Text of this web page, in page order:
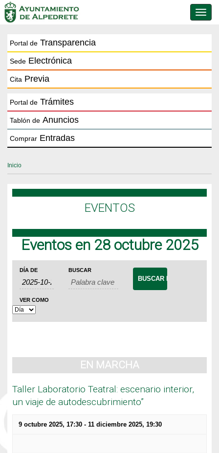
de
Portal de Transparencia
Sede Electrónica
Cita Previa
Portal de Trámites
Tablón de Anuncios
Comprar Entradas
Inicio
EVENTOS
Eventos en 28 octubre 2025
Navegación
de
búsqueda
y
Búsqueda
de
Eventos
DÍA DE BUSCAR
Navegación
de
vistas
de
Evento
VER COMO
EN MARCHA
Taller Laboratorio Teatral: escenario interior,
un viaje de autodescubrimiento”
9 octubre 2025, 17:30 - 11 diciembre 2025, 19:30